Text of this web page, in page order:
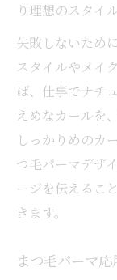
り理想のスタイ
失敗しないため
スタイルやメイ
ば、仕事でナチ
えめなカールを
しっかりめのカ
つ毛パーマデザ
ージを伝えるこ
きます。
まつ毛パーマ